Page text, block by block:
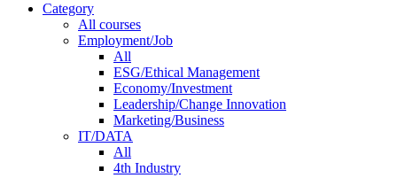
Category
All courses
Employment/Job
All
ESG/Ethical Management
Economy/Investment
Leadership/Change Innovation
Marketing/Business
IT/DATA
All
4th Industry